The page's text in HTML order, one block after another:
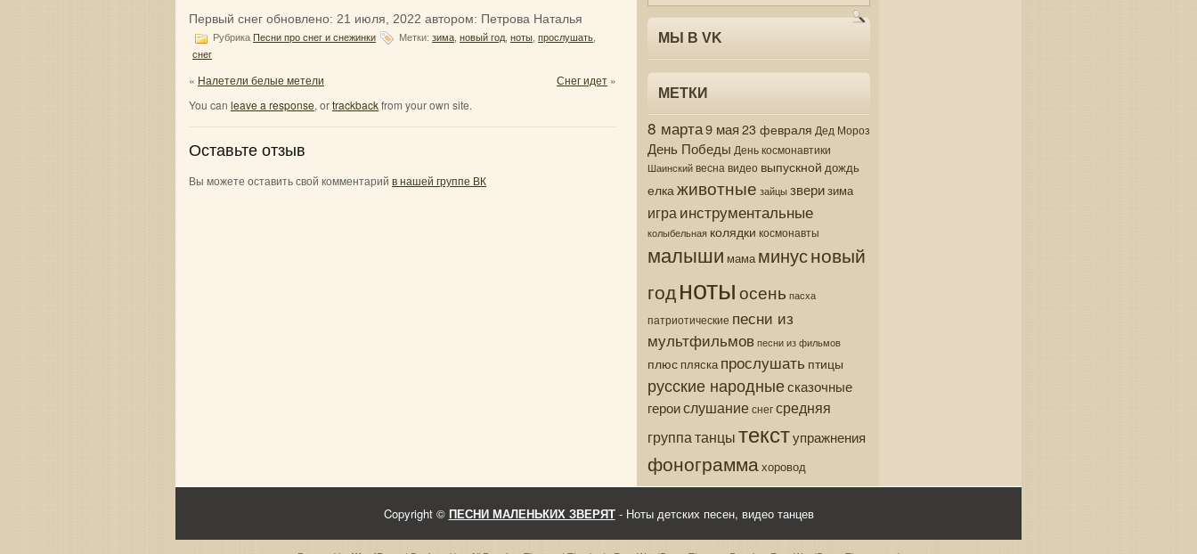
Первый снег обновлено: 21 июля, 2022 автором: Петрова Наталья
Рубрика Песни про снег и снежинки Метки: зима новый год ноты прослушать
снег
« Налетели белые метели Снег идет »
You can leave a response, ortrackbackfrom your own site.
Оставьте отзыв
Вы можете оставить свой комментарий в нашей группе ВК
МЫ В VK
МЕТКИ
8 марта9 мая 23 февраля Дед Мороз
День Победы День космонавтики
Шаинскийвесна видео выпускной дождь
елка животные зайцы зверизима
играинструментальные
колыбельная колядки космонавты
малыши мама минусновый
годнотыосень пасха
патриотические песни из
мультфильмов песни из фильмов
плюс пляска прослушать птицы
русские народныесказочные
героислушаниеснегсредняя
группатанцытекступражнения
фонограммахоровод
Copyright © ПЕСНИ МАЛЕНЬКИХ ЗВЕРЯТ- Ноты детских песен, видео танцев